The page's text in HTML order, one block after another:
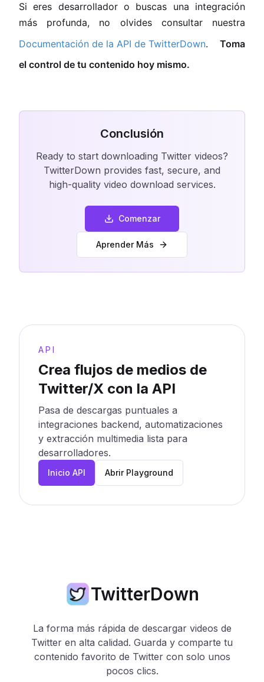
Si eres desarrollador o buscas una integración
más profunda, no olvides consultar nuestra
Documentación de la API de TwitterDown. Toma
el control de tu contenido hoy mismo.
Conclusión
Ready to start downloading Twitter videos?
TwitterDown provides fast, secure, and
high-quality video download services.
Comenzar
Aprender Más
API
Crea flujos de medios de
Twitter/X con la API
Pasa de descargas puntuales a
integraciones backend, automatizaciones
y extracción multimedia lista para
desarrolladores.
Inicio API Abrir Playground
TwitterDown
La forma más rápida de descargar videos de
Twitter en alta calidad. Guarda y comparte tu
contenido favorito de Twitter con solo unos
pocos clics.